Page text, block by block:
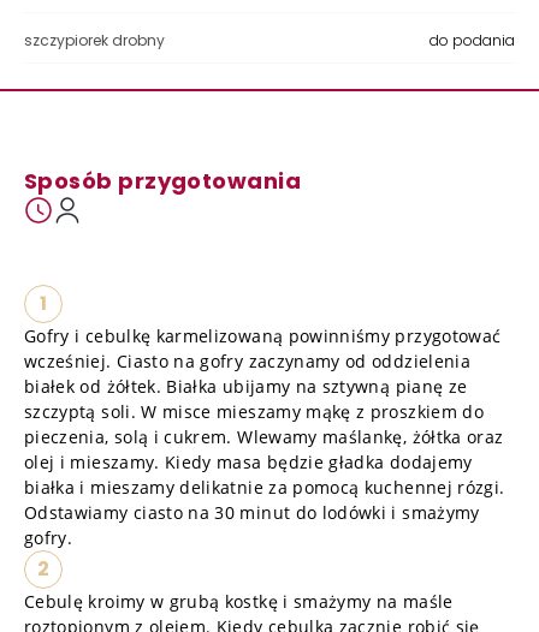
szczypiorek drobny do podania
Sposób przygotowania
1
Gofry i cebulkę karmelizowaną powinniśmy przygotować
wcześniej. Ciasto na gofry zaczynamy od oddzielenia
białek od żółtek. Białka ubijamy na sztywną pianę ze
szczyptą soli. W misce mieszamy mąkę z proszkiem do
pieczenia, solą i cukrem. Wlewamy maślankę, żółtka oraz
olej i mieszamy. Kiedy masa będzie gładka dodajemy
białka i mieszamy delikatnie za pomocą kuchennej rózgi.
Odstawiamy ciasto na 30 minut do lodówki i smażymy
gofry.
2
Cebulę kroimy w grubą kostkę i smażymy na maśle
roztopionym z olejem. Kiedy cebulka zacznie robić się